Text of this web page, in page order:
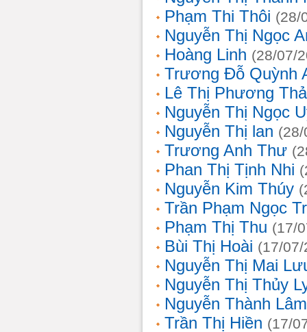
Phạm Thi Thôi (28/
Nguyễn Thị Ngọc
Hoàng Linh (28/07/
Trương Đỗ Quỳnh
Lê Thị Phương
Nguyễn Thị Ngọc
Nguyễn Thị lan
Trương Anh Thư
Phan Thị Tịnh Nhi
Nguyễn Kim Thúy
Trần Phạm Ngọc
Phạm Thị Thu (17/
Bùi Thị Hoài (17/
Nguyễn Thị Mai
Nguyễn Thị Thủy
Nguyễn Thành Lâm
Trần Thị Hiền (17/